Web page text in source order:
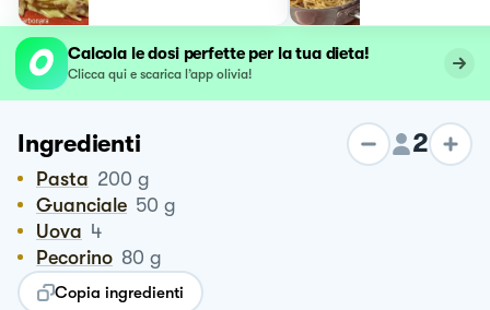
Calcola le dosi perfette per la tua dieta!
Clicca qui e scarica l’app olivia!
Ingredienti 2
Pasta 200 g
Guanciale 50 g
Uova 4
Pecorino 80 g
Copia ingredienti